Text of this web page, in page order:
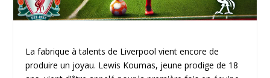
La fabrique à talents de Liverpool vient encore de
produire un joyau. Lewis Koumas, jeune prodige de 18